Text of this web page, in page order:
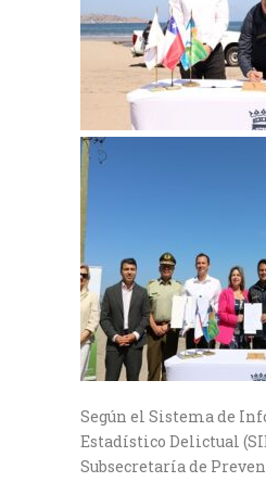
Según el Sistema de
Estadístico Delictual
Subsecretaría de